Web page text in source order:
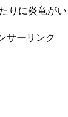
りに炎竜がい
サーリンク